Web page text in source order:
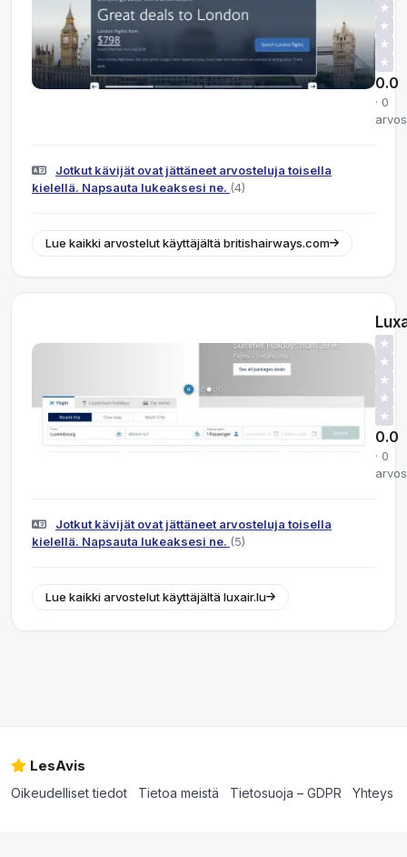
★
★
★
★
0.0
· 0
Jotkut kävijät ovat jättäneet arvosteluja toisella
kielellä. Napsauta lukeaksesi ne. (4)
Lue kaikki arvostelut käyttäjältä britishairways.com
★
★
★
★
★
0.0
· 0
Jotkut kävijät ovat jättäneet arvosteluja toisella
kielellä. Napsauta lukeaksesi ne. (5)
Lue kaikki arvostelut käyttäjältä luxair.lu
LesAvis
Oikeudelliset tiedot Tietoa meistä Tietosuoja – GDPR Yhteys